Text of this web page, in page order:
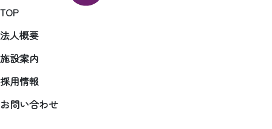
TOP
法人概要
施設案内
採用情報
お問い合わせ